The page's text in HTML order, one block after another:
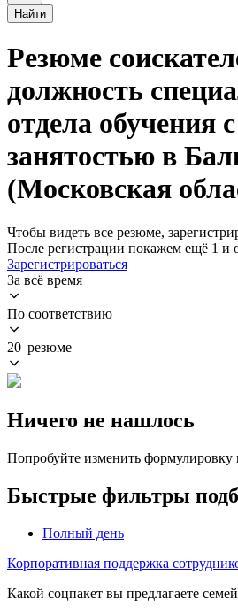
Найти
Резюме
должность
отдела обучения
занятостью в
(Московская
Чтобы видеть все резюме,
После регистрации покажем ещё 1 и
Зарегистрироваться
За всё время
По соответствию
20 резюме
Ничего не нашлось
Попробуйте изменить
Быстрые фильтры
Полный день
Корпоративная поддержка
Какой соцпакет вы предлагаете